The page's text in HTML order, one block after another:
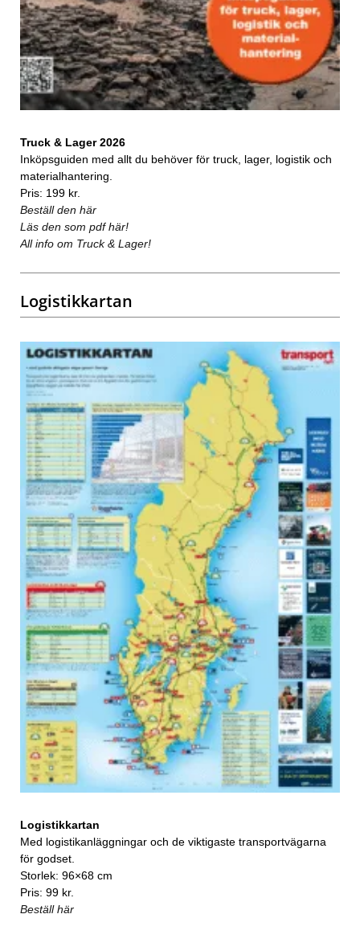
Truck & Lager 2026
Inköpsguiden med allt du behöver för truck, lager, logistik och
materialhantering.
Pris: 199 kr.
Beställ den här
Läs den som pdf här!
All info om Truck & Lager!
Logistikkartan
Logistikkartan
Med logistikanläggningar och de viktigaste transportvägarna
för godset.
Storlek: 96×68 cm
Pris: 99 kr.
Beställ här